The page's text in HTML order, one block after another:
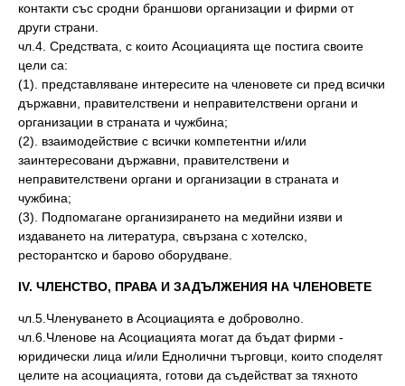
контакти със сродни браншови организации и фирми от
други страни.
чл.4. Средствата, с които Асоциацията ще постига своите
цели са:
(1). представляване интересите на членовете си пред всички
държавни, правителствени и неправителствени органи и
организации в страната и чужбина;
(2). взаимодействие с всички компетентни и/или
заинтересовани държавни, правителствени и
неправителствени органи и организации в страната и
чужбина;
(3). Подпомагане организирането на медийни изяви и
издаването на литература, свързана с хотелско,
ресторантско и барово оборудване.
ІV. ЧЛЕНСТВО, ПРАВА И ЗАДЪЛЖЕНИЯ НА ЧЛЕНОВЕТЕ
чл.5.Членуването в Асоциацията е доброволно.
чл.6.Членове на Асоциацията могат да бъдат фирми -
юридически лица и/или Еднолични търговци, които споделят
целите на асоциацията, готови да съдействат за тяхното